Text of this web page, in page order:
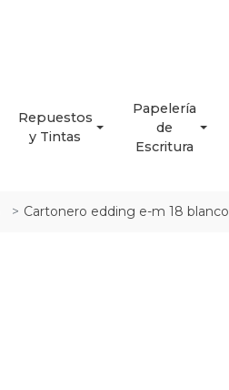
Repuestos
y Tintas
Papelería
de
Escritura
Cartonero edding e-m 18 blanco